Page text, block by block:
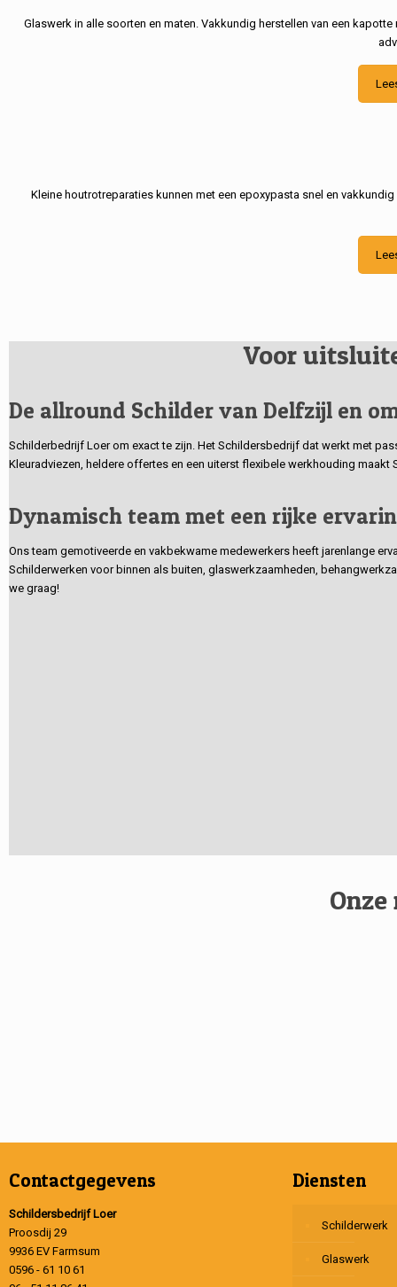
Glaswerk in alle soorten en maten. Vakkundig herstellen van een
Kleine houtrotreparaties kunnen met een epoxypasta snel en
Voor
De allround Schilder van Delfzijl en
Schilderbedrijf Loer om exact te zijn. Het Schildersbedrijf dat werkt met
Kleuradviezen, heldere offertes en een uiterst flexibele werkhouding
Dynamisch team met een rijke
Ons team gemotiveerde en vakbekwame medewerkers heeft jarenlange
Schilderwerken voor binnen als buiten, glaswerkzaamheden,
we graag!
Contactgegevens
Schildersbedrijf Loer
Proosdij 29
9936 EV Farmsum
0596 - 61 10 61
Diensten
Schilderwerk
Glaswerk